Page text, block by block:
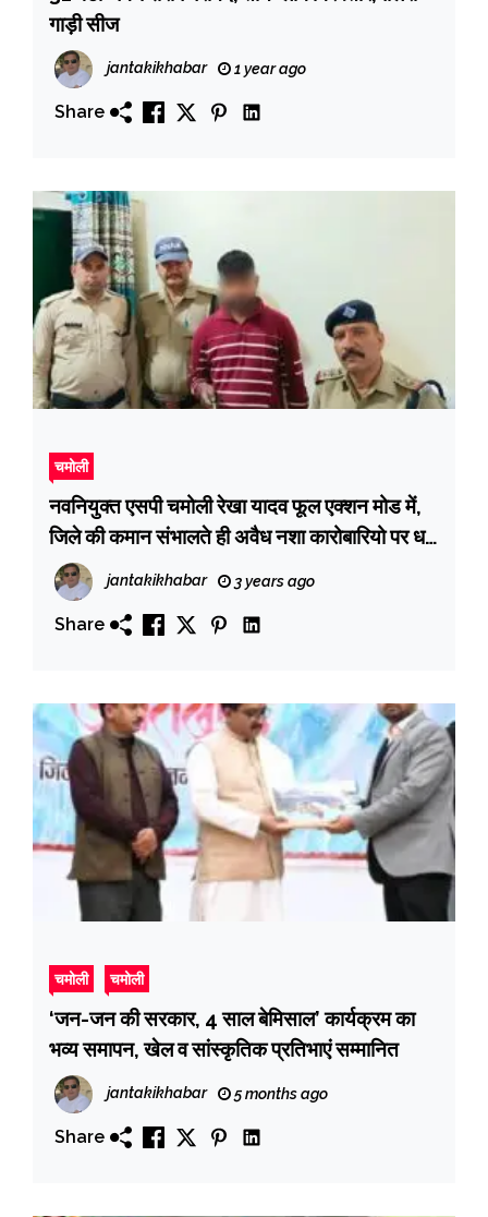
गाड़ी सीज
jantakikhabar 1 year ago
Share
चमोली
नवनियुक्त एसपी चमोली रेखा यादव फूल एक्शन मोड में,
जिले की कमान संभालते ही अवैध नशा कारोबारियो पर धर
पकड़ शुरू
jantakikhabar 3 years ago
Share
चमोली चमोली
‘जन-जन की सरकार, 4 साल बेमिसाल’ कार्यक्रम का
भव्य समापन, खेल व सांस्कृतिक प्रतिभाएं सम्मानित
jantakikhabar 5 months ago
Share